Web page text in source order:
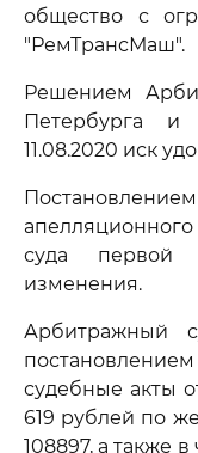
общество с
"РемТрансМаш".
Решением
Петербурга и
11.08.2020 иск
суда первой
изменения.
Арбитражный
судебные акты
619 рублей по
108897, а также